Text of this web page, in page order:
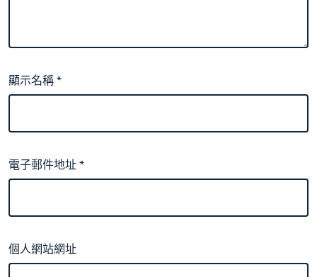
顯示名稱*
電子郵件地址*
個人網站網址